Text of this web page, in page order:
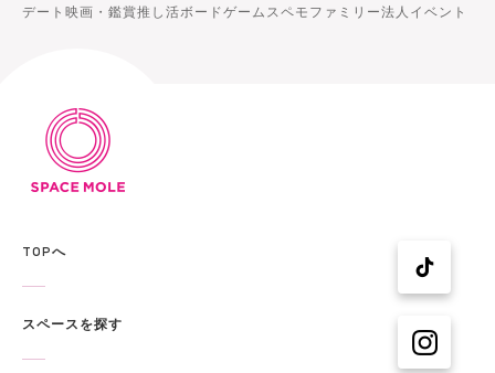
デート 映画・鑑賞推し活ボードゲーム スペモファミリー法人イベント
TOPへ
スペースを探す